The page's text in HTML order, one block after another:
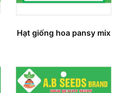
Hạt giống hoa pansy mix